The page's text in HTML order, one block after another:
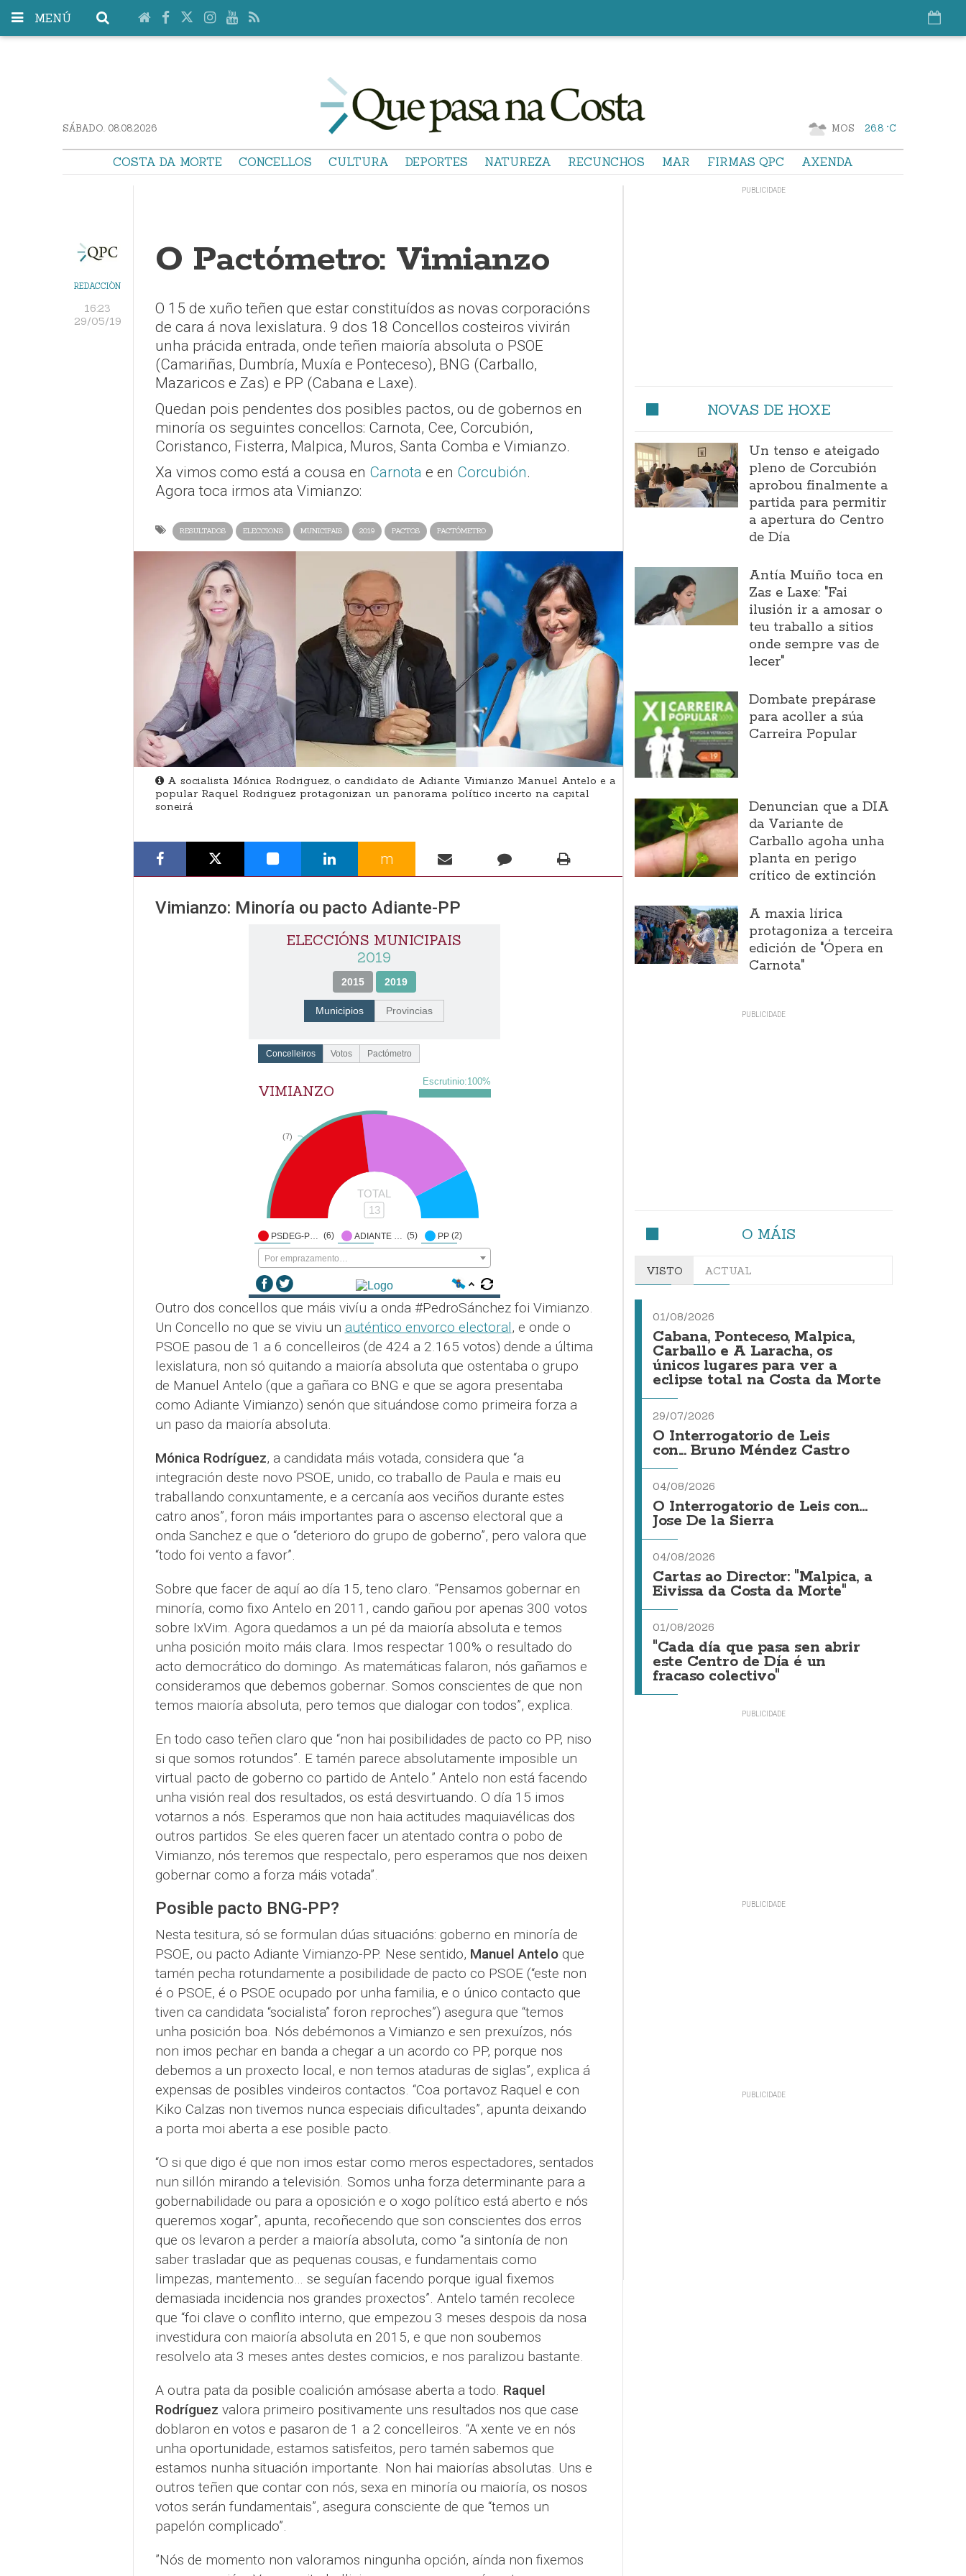
MENÚ
SÁBADO. 08.08.2026 MOS 26.8 °C
COSTA DA MORTE CONCELLOS CULTURA DEPORTES NATUREZA RECUNCHOS MAR FIRMAS QPC AXENDA
REDACCIÓN
16:23
29/05/19
O Pactómetro: Vimianzo
O 15 de xuño teñen que estar constituídos as novas corporacións
de cara á nova lexislatura. 9 dos 18 Concellos costeiros vivirán
unha prácida entrada, onde teñen maioría absoluta o PSOE
(Camariñas, Dumbría, Muxía e Ponteceso), BNG (Carballo,
Mazaricos e Zas) e PP (Cabana e Laxe).
Quedan pois pendentes dos posibles pactos, ou de gobernos en
minoría os seguintes concellos: Carnota, Cee, Corcubión,
Coristanco, Fisterra, Malpica, Muros, Santa Comba e Vimianzo.
Xa vimos como está a cousa en Carnota e en Corcubión.
Agora toca irmos ata Vimianzo:
RESULTADOS ELECCIONS MUNICIPAIS 2019 PACTOS PACTÓMETRO
A socialista Mónica Rodriguez, o candidato de Adiante Vimianzo Manuel Antelo e a
popular Raquel Rodriguez protagonizan un panorama político incerto na capital
soneirá
m
Vimianzo: Minoría ou pacto Adiante-PP
ELECCIÓNS MUNICIPAIS
2019
2015 2019
Municipios Provincias
Concelleiros Votos Pactómetro
VIMIANZO
Escrutinio:100%
(7)
TOTAL
13
PSDEG-PSOE (6) (5) PP (2)
Por emprazamento…
Outro dos concellos que máis vivíu a onda #PedroSánchez foi Vimianzo.
Un Concello no que se viviu un auténtico envorco electoral, e onde o
PSOE pasou de 1 a 6 concelleiros (de 424 a 2.165 votos) dende a última
lexislatura, non só quitando a maioría absoluta que ostentaba o grupo
de Manuel Antelo (que a gañara co BNG e que se agora presentaba
como Adiante Vimianzo) senón que situándose como primeira forza a
un paso da maioría absoluta.
Mónica Rodríguez, a candidata máis votada, considera que “a
integración deste novo PSOE, unido, co traballo de Paula e mais eu
traballando conxuntamente, e a cercanía aos veciños durante estes
catro anos”, foron máis importantes para o ascenso electoral que a
onda Sanchez e que o “deterioro do grupo de goberno”, pero valora que
“todo foi vento a favor”.
Sobre que facer de aquí ao día 15, teno claro. “Pensamos gobernar en
minoría, como fixo Antelo en 2011, cando gañou por apenas 300 votos
sobre IxVim. Agora quedamos a un pé da maioría absoluta e temos
unha posición moito máis clara. Imos respectar 100% o resultado do
acto democrático do domingo. As matemáticas falaron, nós gañamos e
consideramos que debemos gobernar. Somos conscientes de que non
temos maioría absoluta, pero temos que dialogar con todos”, explica.
En todo caso teñen claro que “non hai posibilidades de pacto co PP, niso
si que somos rotundos”. E tamén parece absolutamente imposible un
virtual pacto de goberno co partido de Antelo.” Antelo non está facendo
unha visión real dos resultados, os está desvirtuando. O día 15 imos
votarnos a nós. Esperamos que non haia actitudes maquiavélicas dos
outros partidos. Se eles queren facer un atentado contra o pobo de
Vimianzo, nós teremos que respectalo, pero esperamos que nos deixen
gobernar como a forza máis votada”.
Posible pacto BNG-PP?
Nesta tesitura, só se formulan dúas situacións: goberno en minoría de
PSOE, ou pacto Adiante Vimianzo-PP. Nese sentido, Manuel Anteloque
tamén pecha rotundamente a posibilidade de pacto co PSOE (“este non
é o PSOE, é o PSOE ocupado por unha familia, e o único contacto que
tiven ca candidata “socialista” foron reproches”) asegura que “temos
unha posición boa. Nós debémonos a Vimianzo e sen prexuízos, nós
non imos pechar en banda a chegar a un acordo co PP, porque nos
debemos a un proxecto local, e non temos ataduras de siglas”, explica á
expensas de posibles vindeiros contactos. “Coa portavoz Raquel e con
Kiko Calzas non tivemos nunca especiais dificultades”, apunta deixando
a porta moi aberta a ese posible pacto.
“O si que digo é que non imos estar como meros espectadores, sentados
nun sillón mirando a televisión. Somos unha forza determinante para a
gobernabilidade ou para a oposición e o xogo político está aberto e nós
queremos xogar”, apunta, recoñecendo que son conscientes dos erros
que os levaron a perder a maioría absoluta, como “a sintonía de non
saber trasladar que as pequenas cousas, e fundamentais como
limpezas, mantemento… se seguían facendo porque igual fixemos
demasiada incidencia nos grandes proxectos”. Antelo tamén recolece
que “foi clave o conflito interno, que empezou 3 meses despois da nosa
investidura con maioría absoluta en 2015, e que non soubemos
resolvelo ata 3 meses antes destes comicios, e nos paralizou bastante.
A outra pata da posible coalición amósase aberta a todo. Raquel
Rodríguez valora primeiro positivamente uns resultados nos que case
doblaron en votos e pasaron de 1 a 2 concelleiros. “A xente ve en nós
unha oportunidade, estamos satisfeitos, pero tamén sabemos que
estamos nunha situación importante. Non hai maiorías absolutas. Uns e
outros teñen que contar con nós, sexa en minoría ou maioría, os nosos
votos serán fundamentais”, asegura consciente de que “temos un
papelón complicado”.
”Nós de momento non valoramos ningunha opción, aínda non fixemos
NOVAS DE HOXE
Un tenso e ateigado
pleno de Corcubión
aprobou finalmente a
partida para permitir
a apertura do Centro
de Día
Antía Muíño toca en
Zas e Laxe: "Fai
ilusión ir a amosar o
teu traballo a sitios
onde sempre vas de
lecer"
Dombate prepárase
para acoller a súa
Carreira Popular
Denuncian que a DIA
da Variante de
Carballo agoha unha
planta en perigo
crítico de extinción
A maxia lírica
protagoniza a terceira
edición de "Ópera en
Carnota"
O MÁIS
VISTO ACTUAL
01/08/2026
Cabana, Ponteceso, Malpica,
Carballo e A Laracha, os
únicos lugares para ver a
eclipse total na Costa da Morte
29/07/2026
O Interrogatorio de Leis
con... Bruno Méndez Castro
04/08/2026
O Interrogatorio de Leis con...
Jose De la Sierra
04/08/2026
Cartas ao Director: "Malpica, a
Eivissa da Costa da Morte"
01/08/2026
"Cada día que pasa sen abrir
este Centro de Día é un
fracaso colectivo"